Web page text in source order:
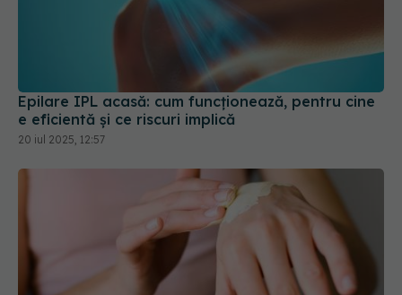
Epilare IPL acasă: cum funcționează, pentru cine
e eficientă și ce riscuri implică
20 iul 2025, 12:57